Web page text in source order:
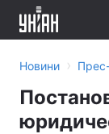
Новини ›